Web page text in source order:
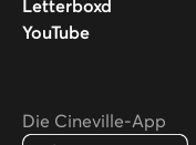
Letterboxd
YouTube
Die Cineville-App